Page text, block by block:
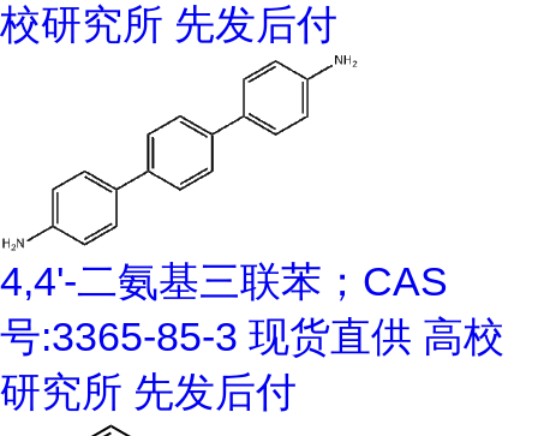
校研究所 先发后付
4,4'-二氨基三联苯；CAS
号:3365-85-3 现货直供 高校
研究所 先发后付